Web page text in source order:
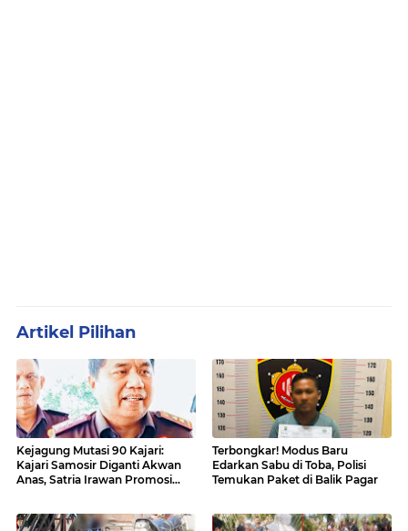
Artikel Pilihan
Kejagung Mutasi 90 Kajari:
Kajari Samosir Diganti Akwan
Anas, Satria Irawan Promosi
Terbongkar! Modus Baru
Edarkan Sabu di Toba, Polisi
Temukan Paket di Balik Pagar